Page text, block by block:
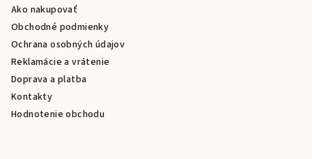
Ako nakupovať
Obchodné podmienky
Ochrana osobných údajov
Reklamácie a vrátenie
Doprava a platba
Kontakty
Hodnotenie obchodu